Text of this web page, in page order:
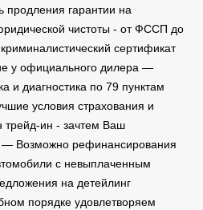
гарантии на
чистоты - от ФССП до
сертификат
у официального дилера —
и диагностика по 79 пунктам
условия страхования и
трейд-ин - зачтем Ваш
— Возможно рефинансирования
с невыплаченным
на детейлинг
порядке удовлетворяем